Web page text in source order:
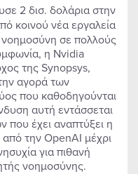
2 δισ. δολάρια στην
κοινού νέα εργαλεία
νοημοσύνη σε πολλούς
η Nvidia
της Synopsys,
αγορά των
που καθοδηγούνται
αυτή εντάσσεται
που έχει αναπτύξει η
την OpenAI μέχρι
για πιθανή
νοημοσύνης.